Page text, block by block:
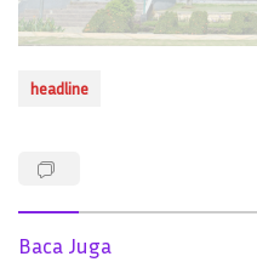
headline
Baca Juga